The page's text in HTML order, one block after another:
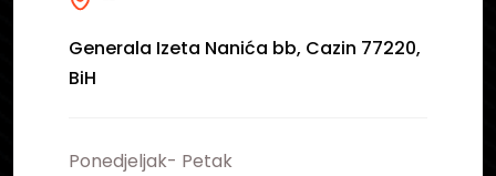
Generala Izeta Nanića bb, Cazin 77220,
BiH
Ponedjeljak- Petak